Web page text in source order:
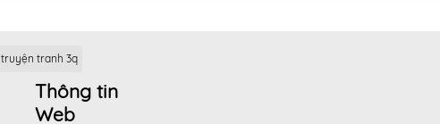
truyện tranh 3q
Thông tin
Web